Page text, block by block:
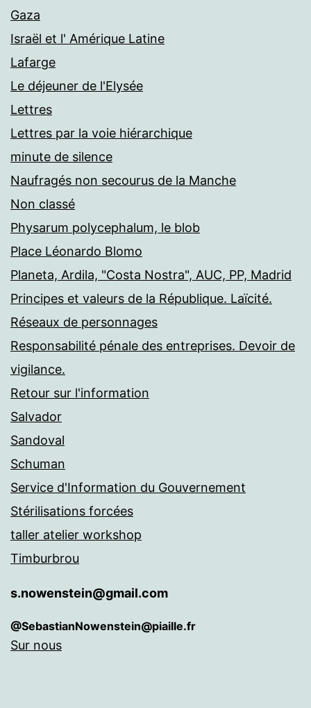
Gaza
Israël et l' Amérique Latine
Lafarge
Le déjeuner de l'Elysée
Lettres
Lettres par la voie hiérarchique
minute de silence
Naufragés non secourus de la Manche
Non classé
Physarum polycephalum, le blob
Place Léonardo Blomo
Planeta, Ardila, "Costa Nostra", AUC, PP, Madrid
Principes et valeurs de la République. Laïcité.
Réseaux de personnages
Responsabilité pénale des entreprises. Devoir de
vigilance.
Retour sur l'information
Salvador
Sandoval
Schuman
Service d'Information du Gouvernement
Stérilisations forcées
taller atelier workshop
Timburbrou
s.nowenstein@gmail.com
@SebastianNowenstein@piaille.fr
Sur nous